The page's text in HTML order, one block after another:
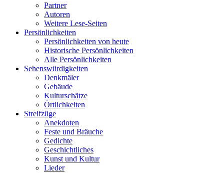
Partner
Autoren
Weitere Lese-Seiten
Persönlichkeiten
Persönlichkeiten von heute
Historische Persönlichkeiten
Alle Persönlichkeiten
Sehenswürdigkeiten
Denkmäler
Gebäude
Kulturschätze
Örtlichkeiten
Streifzüge
Anekdoten
Feste und Bräuche
Gedichte
Geschichtliches
Kunst und Kultur
Lieder